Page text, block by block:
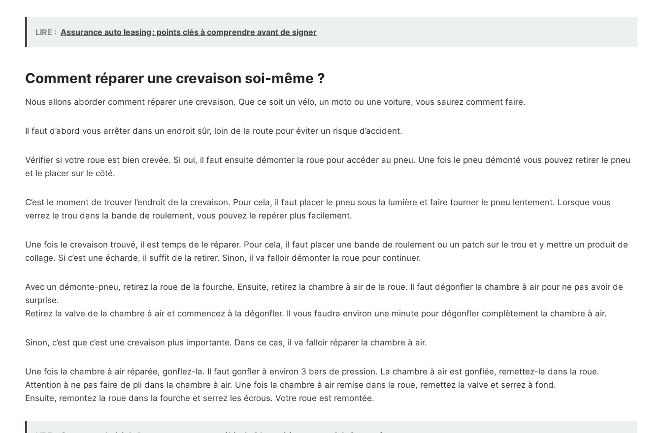
LIRE : Assurance auto leasing : points clés à comprendre avant de signer
Comment réparer une crevaison soi-même ?
Nous allons aborder comment réparer une crevaison. Que ce soit un vélo, un moto ou une voiture, vous saurez comment faire.
Il faut d’abord vous arrêter dans un endroit sûr, loin de la route pour éviter un risque d’accident.
Vérifier si votre roue est bien crevée. Si oui, il faut ensuite démonter la roue pour accéder au pneu. Une fois le pneu démonté vous pouvez retirer le pneu
et le placer sur le côté.
C’est le moment de trouver l’endroit de la crevaison. Pour cela, il faut placer le pneu sous la lumière et faire tourner le pneu lentement. Lorsque vous
verrez le trou dans la bande de roulement, vous pouvez le repérer plus facilement.
Une fois le crevaison trouvé, il est temps de le réparer. Pour cela, il faut placer une bande de roulement ou un patch sur le trou et y mettre un produit de
collage. Si c’est une écharde, il suffit de la retirer. Sinon, il va falloir démonter la roue pour continuer.
Avec un démonte-pneu, retirez la roue de la fourche. Ensuite, retirez la chambre à air de la roue. Il faut dégonfler la chambre à air pour ne pas avoir de
surprise.
Retirez la valve de la chambre à air et commencez à la dégonfler. Il vous faudra environ une minute pour dégonfler complètement la chambre à air.
Sinon, c’est que c’est une crevaison plus importante. Dans ce cas, il va falloir réparer la chambre à air.
Une fois la chambre à air réparée, gonflez-la. Il faut gonfler à environ 3 bars de pression. La chambre à air est gonflée, remettez-la dans la roue.
Attention à ne pas faire de pli dans la chambre à air. Une fois la chambre à air remise dans la roue, remettez la valve et serrez à fond.
Ensuite, remontez la roue dans la fourche et serrez les écrous. Votre roue est remontée.